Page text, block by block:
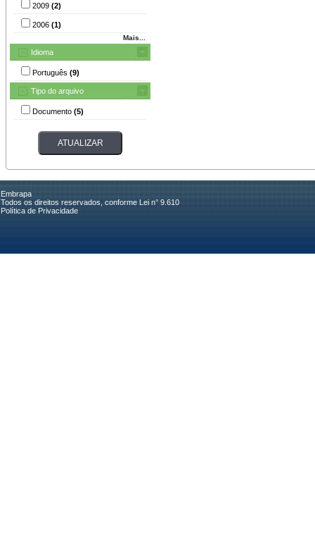
2009 (2)
2006 (1)
Mais...
Idioma
Português (9)
Tipo do arquivo
Documento (5)
Embrapa
Todos os direitos reservados, conforme Lei n° 9.610
Política de Privacidade